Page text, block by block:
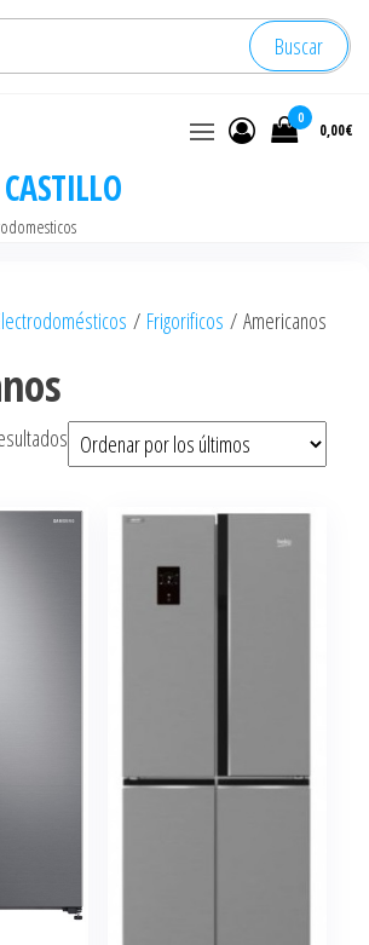
Buscar
0
0,00€
/ Frigorificos / Americanos
Ordenado
por
los